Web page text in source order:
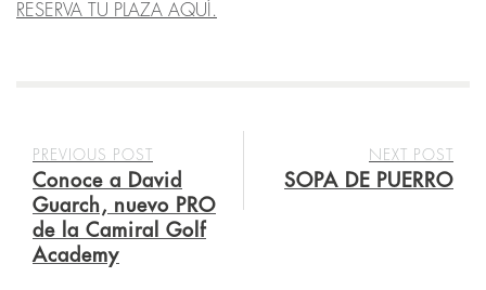
RESERVA TU PLAZA AQUÍ.
NEXT POST
SOPA DE PUERRO
PREVIOUS POST
Conoce a David
Guarch, nuevo PRO
de la Camiral Golf
Academy